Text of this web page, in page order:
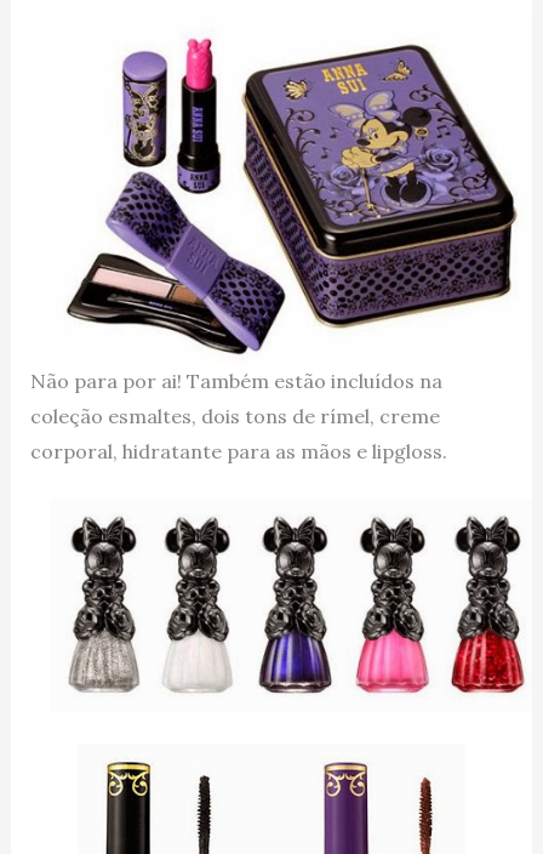
Não para por ai! Também estão incluídos na
coleção esmaltes, dois tons de rímel, creme
corporal, hidratante para as mãos e lipgloss.